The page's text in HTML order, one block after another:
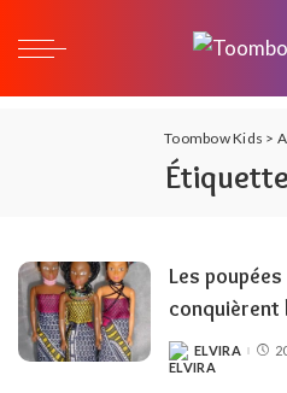
Toombow Kids >
Les
POSTED
BY
ELVIRA